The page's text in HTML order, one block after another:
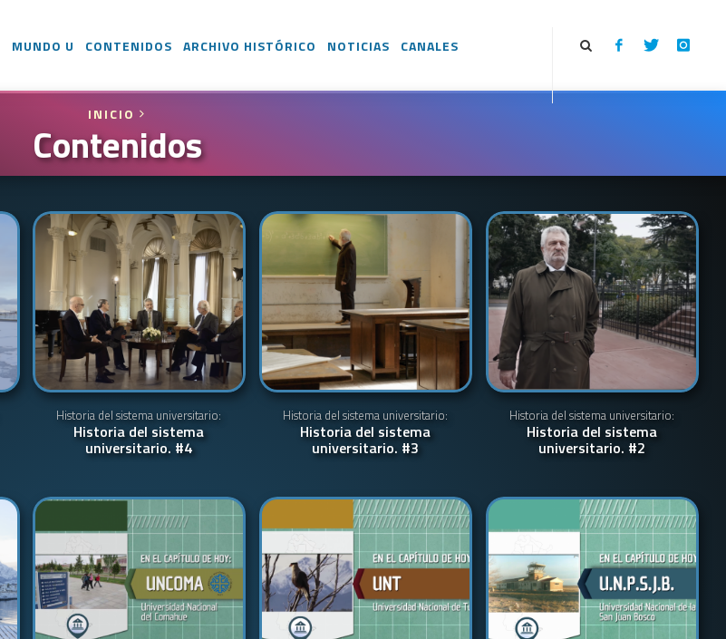
MUNDO U CONTENIDOS ARCHIVO HISTÓRICO NOTICIAS
CANALES
INICIO
Contenidos
Historia del sistema universitario:
Historia del sistema
universitario. #4
Historia del sistema universitario:
Historia del sistema
universitario. #3
Historia del sistema universitario:
Historia del sistema
universitario. #2